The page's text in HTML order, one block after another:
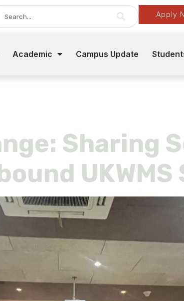
Apply
Academic Campus Update
Sharing